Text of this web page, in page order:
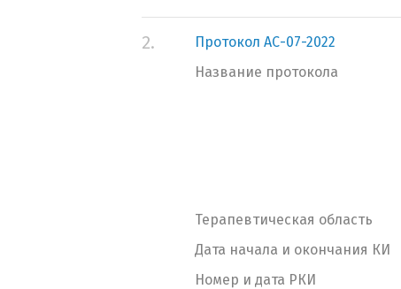
2.
Протокол АС-07-2022
Название протокола
Терапевтическая область
Дата начала и окончания КИ
Номер и дата РКИ